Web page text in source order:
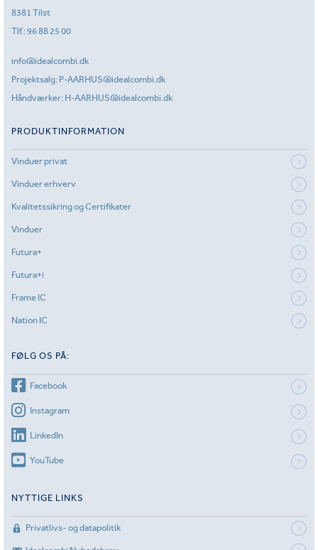
8381 Tilst
Tlf.:96 88 25 00
info@idealcombi.dk
Projektsalg: P-AARHUS@idealcombi.dk
Håndværker: H-AARHUS@idealcombi.dk
PRODUKTINFORMATION
Vinduer privat
Vinduer erhverv
Kvalitetssikring og Certifikater
Vinduer
Futura+
Futura+i
Frame IC
Nation IC
FØLG OS PÅ:
Facebook
Instagram
LinkedIn
YouTube
NYTTIGE LINKS
Privatlivs- og datapolitik